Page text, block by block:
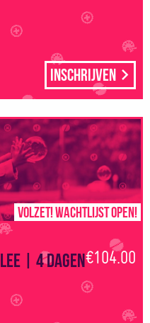
Inschrijven
Volzet! Wachtlijst open!
| 4 dagen€104.00